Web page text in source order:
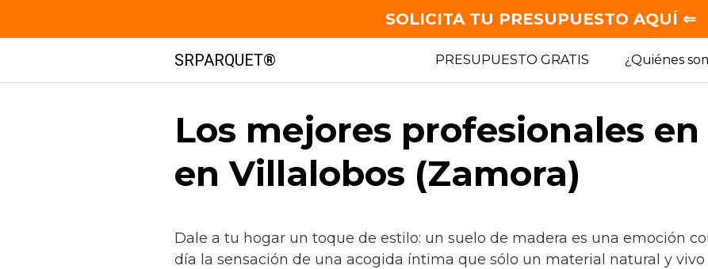
contenido
SRPARQUET® PRESUPUESTO GRATIS ¿Quiénes
Los mejores profesionales
en Villalobos (Zamora)
Dale a tu hogar un toque de estilo: un suelo de madera es una emoción
día la sensación de una acogida íntima que sólo un material natural y vivo
SOLICITA TU PRESUPUESTO AQUÍ ⇐